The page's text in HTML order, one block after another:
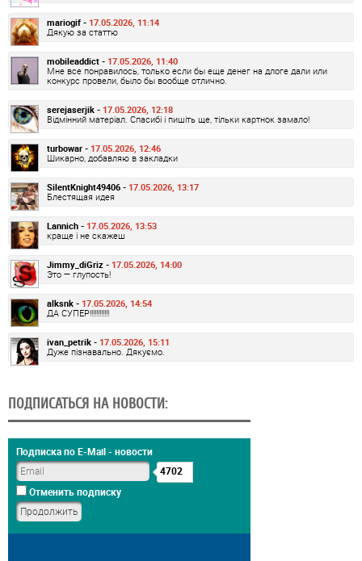
mariogif - 17.05.2026, 11:14
Дякую за статтю
mobileaddict - 17.05.2026, 11:40
Мне все понравилось, только если бы еще денег на длоге дали или
конкурс провели, было бы вообще отлично.
serejaserjik - 17.05.2026, 12:18
Відмінний матеріал. Спасибі і пишіть ще, тільки картнок замало!
turbowar - 17.05.2026, 12:46
Шикарно, добавляю в закладки
SilentKnight49406 - 17.05.2026, 13:17
Блестящая идея
Lannich - 17.05.2026, 13:53
краще і не скажеш
Jimmy_diGriz - 17.05.2026, 14:00
Это — глупость!
alksnk - 17.05.2026, 14:54
ДА СУПЕР!!!!!!!!!!!!
ivan_petrik - 17.05.2026, 15:11
Дуже пізнавально. Дякуємо.
ПОДПИСАТЬСЯ НА НОВОСТИ:
Подписка по E-Mail - новости
4702
Отменить подписку